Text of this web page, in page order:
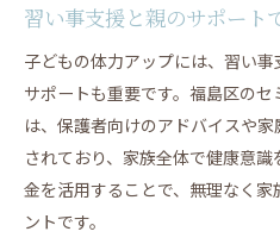
習い事支援と親のサポート
子どもの体力アップには、習い
サポートも重要です。福島区の
は、保護者向けのアドバイスや
されており、家族全体で健康意
金を活用することで、無理なく
ントです。